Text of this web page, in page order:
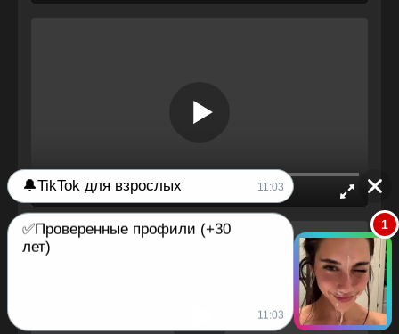
0:00 / 0:00
🔔TikTok для взрослых 11:03
✅Проверенные профили (+30
лет)
11:03
1